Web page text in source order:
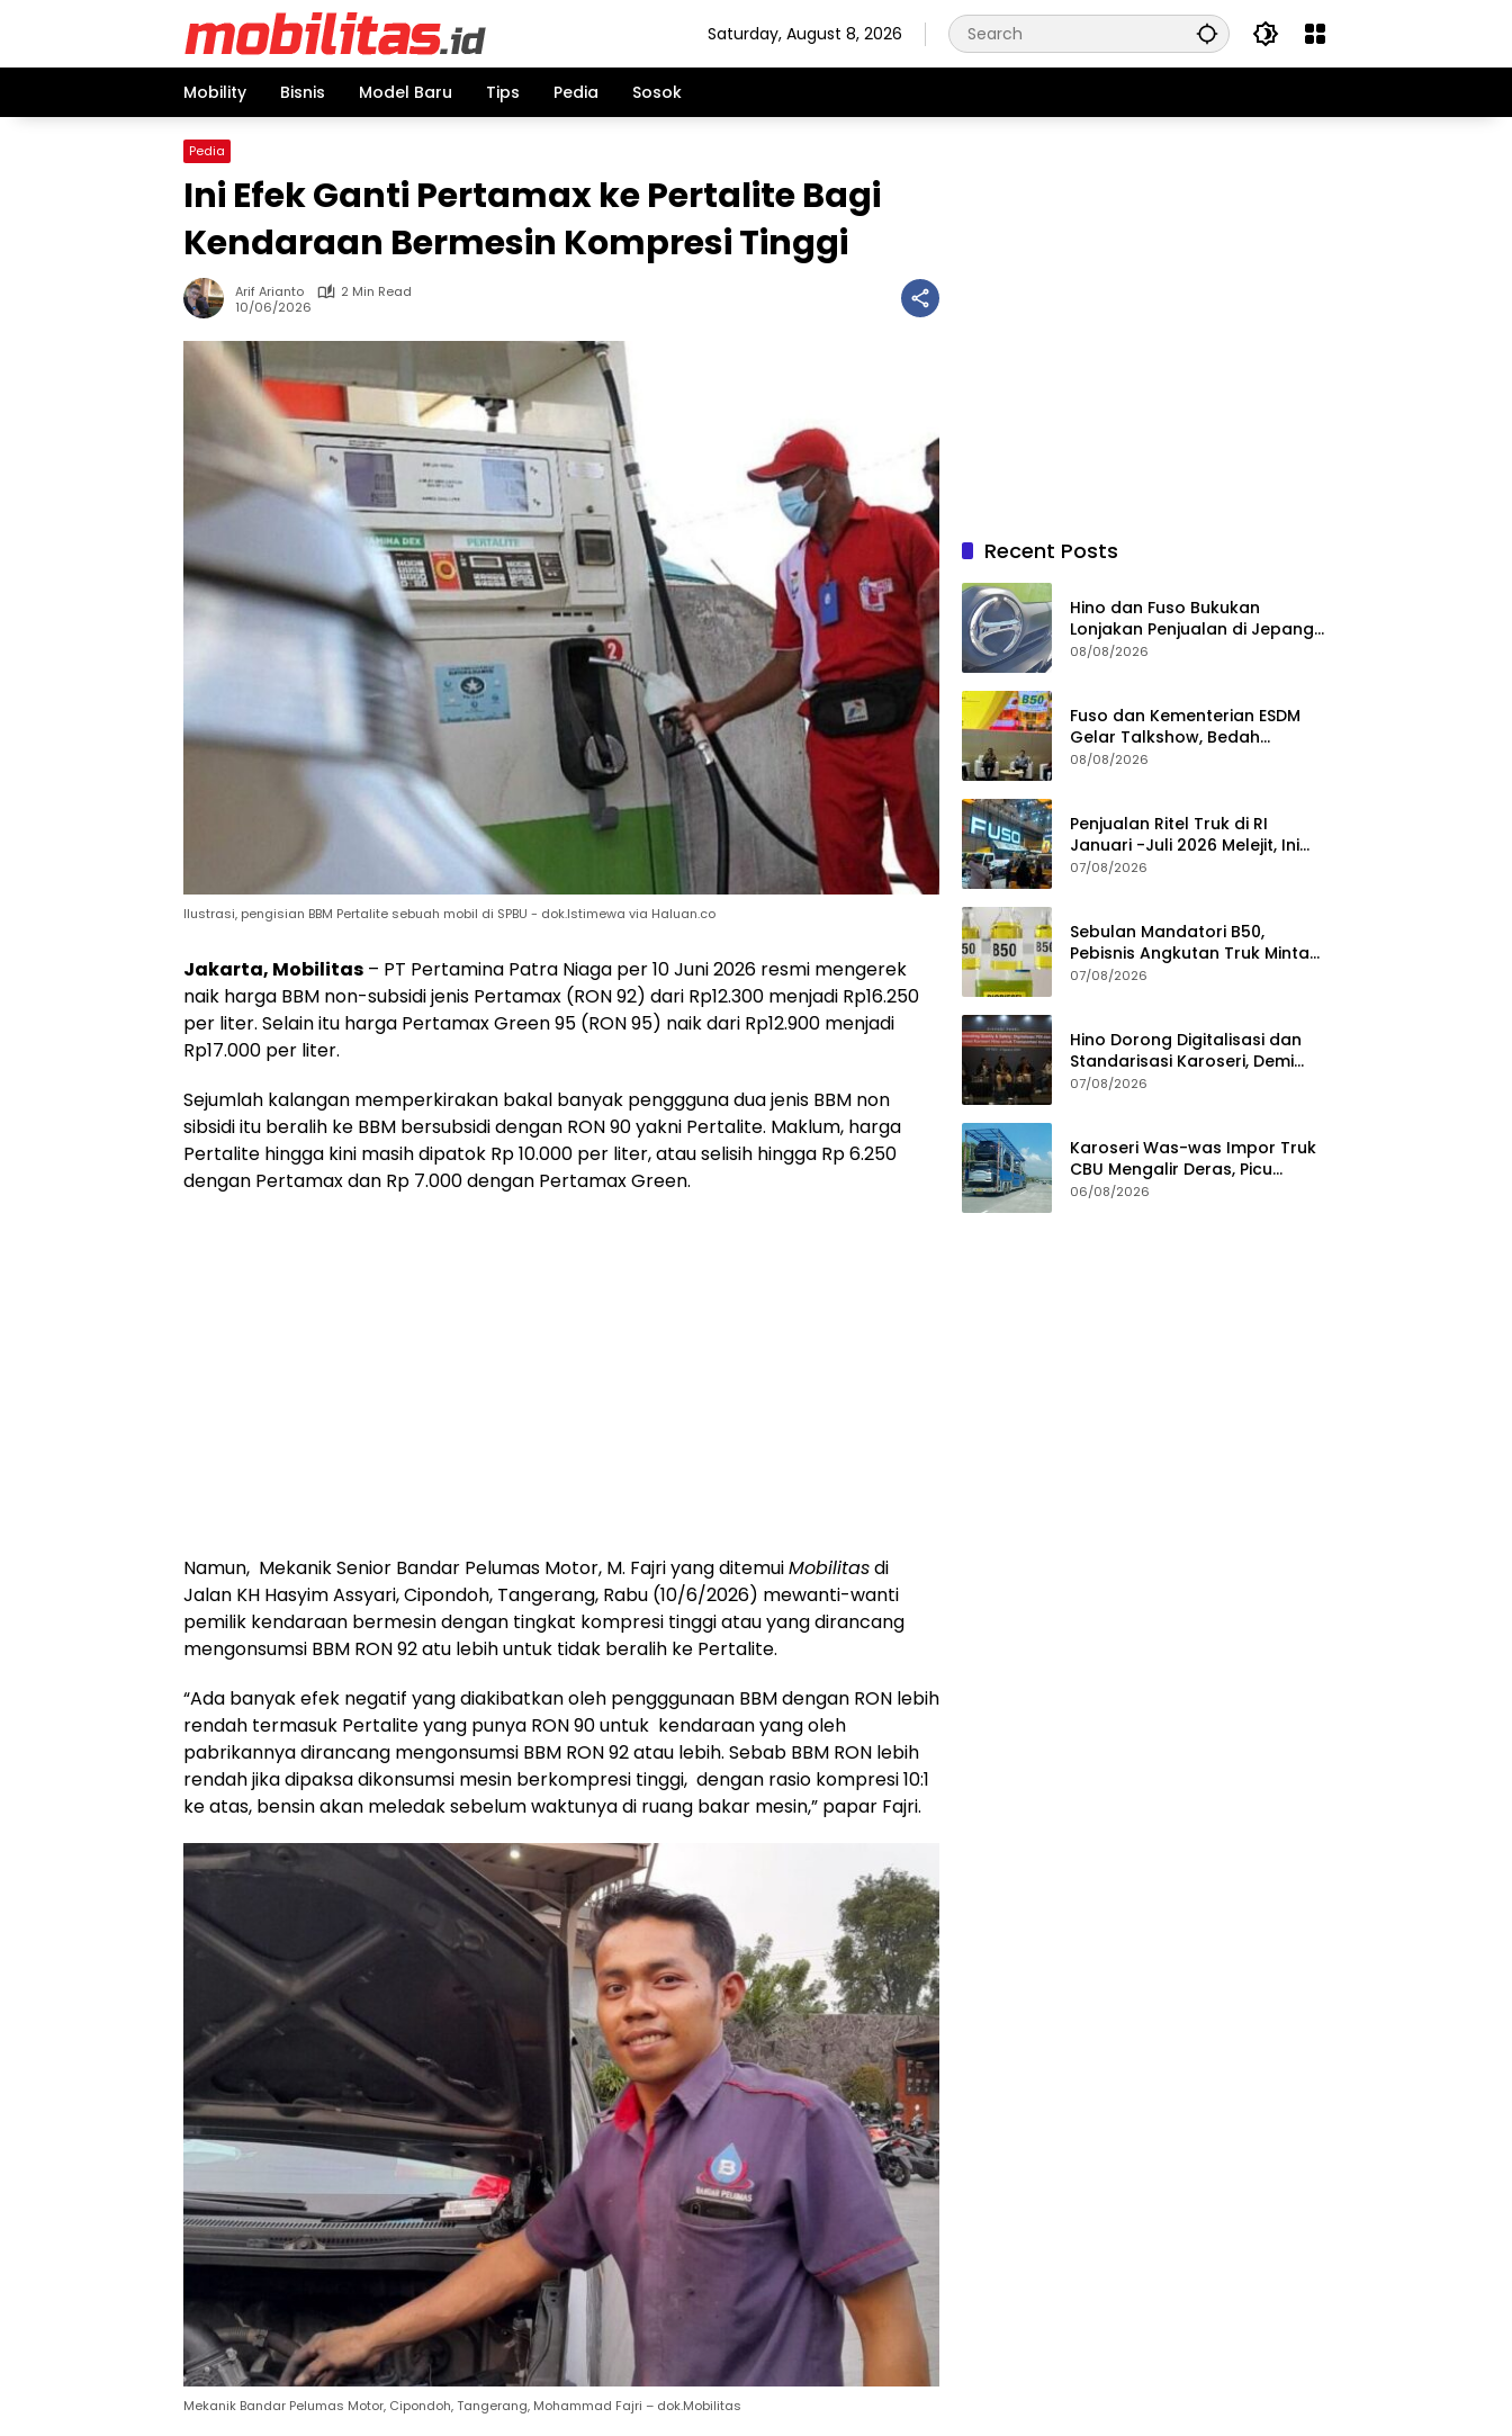
Saturday, August 8, 2026
Mobility Bisnis Model Baru Tips Pedia Sosok
Pedia
Ini Efek Ganti Pertamax ke Pertalite Bagi
Kendaraan Bermesin Kompresi Tinggi
Arif Arianto
2 Min Read
10/06/2026
Ilustrasi, pengisian BBM Pertalite sebuah mobil di SPBU - dok.Istimewa via Haluan.co
Jakarta, Mobilitas – PT Pertamina Patra Niaga per 10 Juni 2026 resmi mengerek
naik harga BBM non-subsidi jenis Pertamax (RON 92) dari Rp12.300 menjadi Rp16.250
per liter. Selain itu harga Pertamax Green 95 (RON 95) naik dari Rp12.900 menjadi
Rp17.000 per liter.
Sejumlah kalangan memperkirakan bakal banyak penggguna dua jenis BBM non
sibsidi itu beralih ke BBM bersubsidi dengan RON 90 yakni Pertalite. Maklum, harga
Pertalite hingga kini masih dipatok Rp 10.000 per liter, atau selisih hingga Rp 6.250
dengan Pertamax dan Rp 7.000 dengan Pertamax Green.
Namun, Mekanik Senior Bandar Pelumas Motor, M. Fajri yang ditemuiMobilitasdi
Jalan KH Hasyim Assyari, Cipondoh, Tangerang, Rabu (10/6/2026) mewanti-wanti
pemilik kendaraan bermesin dengan tingkat kompresi tinggi atau yang dirancang
mengonsumsi BBM RON 92 atu lebih untuk tidak beralih ke Pertalite.
“Ada banyak efek negatif yang diakibatkan oleh pengggunaan BBM dengan RON lebih
rendah termasuk Pertalite yang punya RON 90 untuk kendaraan yang oleh
pabrikannya dirancang mengonsumsi BBM RON 92 atau lebih. Sebab BBM RON lebih
rendah jika dipaksa dikonsumsi mesin berkompresi tinggi, dengan rasio kompresi 10:1
ke atas, bensin akan meledak sebelum waktunya di ruang bakar mesin,” papar Fajri.
Mekanik Bandar Pelumas Motor, Cipondoh, Tangerang, Mohammad Fajri – dok.Mobilitas
Recent Posts
Hino dan Fuso Bukukan
Lonjakan Penjualan di Jepang
selama Januari – Juli 2026
08/08/2026
Fuso dan Kementerian ESDM
Gelar Talkshow, Bedah
Roadmap B50 hingga
08/08/2026
Penjualan Ritel Truk di RI
Januari -Juli 2026 Melejit, Ini
Pemicunya
07/08/2026
Sebulan Mandatori B50,
Pebisnis Angkutan Truk Minta
Jaminan Ketersediaan BBM
07/08/2026
Hino Dorong Digitalisasi dan
Standarisasi Karoseri, Demi
Jamin Kualitas Kendaraan
07/08/2026
Karoseri Was-was Impor Truk
CBU Mengalir Deras, Picu
Persaingan Tak Sehat
06/08/2026